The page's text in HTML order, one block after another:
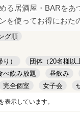
る居酒屋・BARをあ
を使ってお得におた
グ順
）
団体（20名様以
べ飲み放題 昼飲み
完全個室 女子会
デート
示しています。